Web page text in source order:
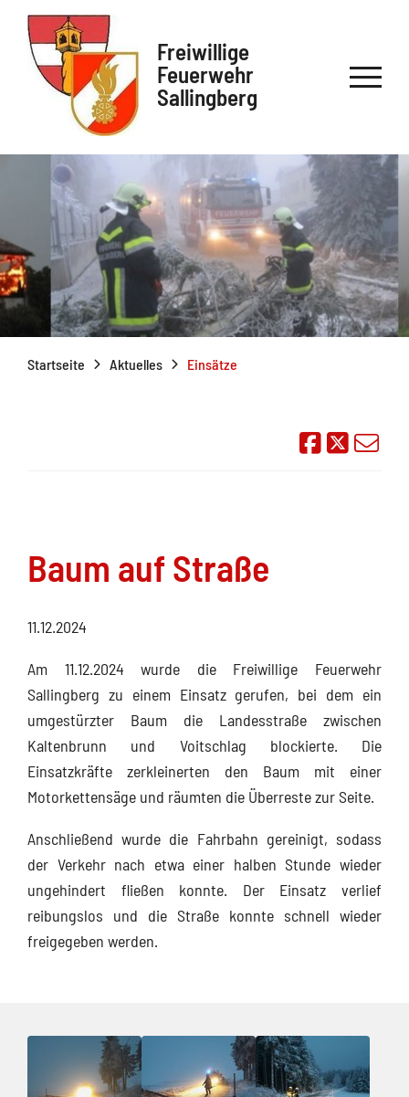
Freiwillige
Feuerwehr
Sallingberg
Startseite Aktuelles Einsätze
Auf
Baum auf Straße
11.12.2024
Am 11.12.2024 wurde die Freiwillige Feuerwehr
Sallingberg zu einem Einsatz gerufen, bei dem ein
umgestürzter Baum die Landesstraße zwischen
Kaltenbrunn und Voitschlag blockierte. Die
Einsatzkräfte zerkleinerten den Baum mit einer
Motorkettensäge und räumten die Überreste zur Seite.
Anschließend wurde die Fahrbahn gereinigt, sodass
der Verkehr nach etwa einer halben Stunde wieder
ungehindert fließen konnte. Der Einsatz verlief
reibungslos und die Straße konnte schnell wieder
freigegeben werden.